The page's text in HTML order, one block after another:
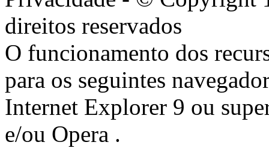
direitos reservados
O funcionamento dos
para os seguintes
Internet Explorer 9 ou
e/ou Opera .